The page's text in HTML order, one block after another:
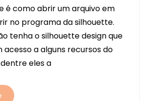
ARQUIVO
SVG
PARA
ABRIR
é como abrir um arquivo em
no programa da silhouette.
tenha o silhouette design que
acesso a alguns recursos do
eles a